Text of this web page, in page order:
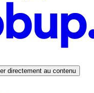
directement au contenu